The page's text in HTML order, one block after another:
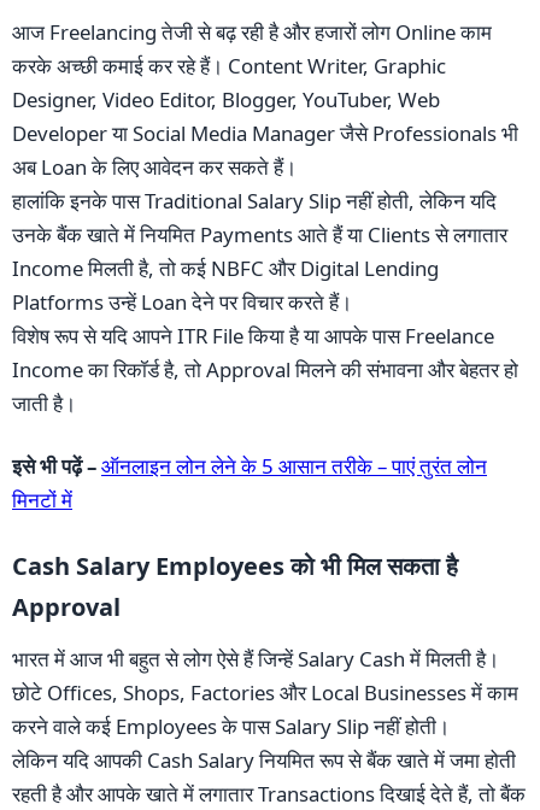
आज Freelancing तेजी से बढ़ रही है और हजारों लोग Online काम
करके अच्छी कमाई कर रहे हैं। Content Writer, Graphic
Designer, Video Editor, Blogger, YouTuber, Web
Developer या Social Media Manager जैसे Professionals भी
अब Loan के लिए आवेदन कर सकते हैं।
हालांकि इनके पास Traditional Salary Slip नहीं होती, लेकिन यदि
उनके बैंक खाते में नियमित Payments आते हैं या Clients से लगातार
Income मिलती है, तो कई NBFC और Digital Lending
Platforms उन्हें Loan देने पर विचार करते हैं।
विशेष रूप से यदि आपने ITR File किया है या आपके पास Freelance
Income का रिकॉर्ड है, तो Approval मिलने की संभावना और बेहतर हो
जाती है।
इसे भी पढ़ें –ऑनलाइन लोन लेने के 5 आसान तरीके – पाएं तुरंत लोन
मिनटों में
Cash Salary Employees को भी मिल सकता है
Approval
भारत में आज भी बहुत से लोग ऐसे हैं जिन्हें Salary Cash में मिलती है।
छोटे Offices, Shops, Factories और Local Businesses में काम
करने वाले कई Employees के पास Salary Slip नहीं होती।
लेकिन यदि आपकी Cash Salary नियमित रूप से बैंक खाते में जमा होती
रहती है और आपके खाते में लगातार Transactions दिखाई देते हैं, तो बैंक